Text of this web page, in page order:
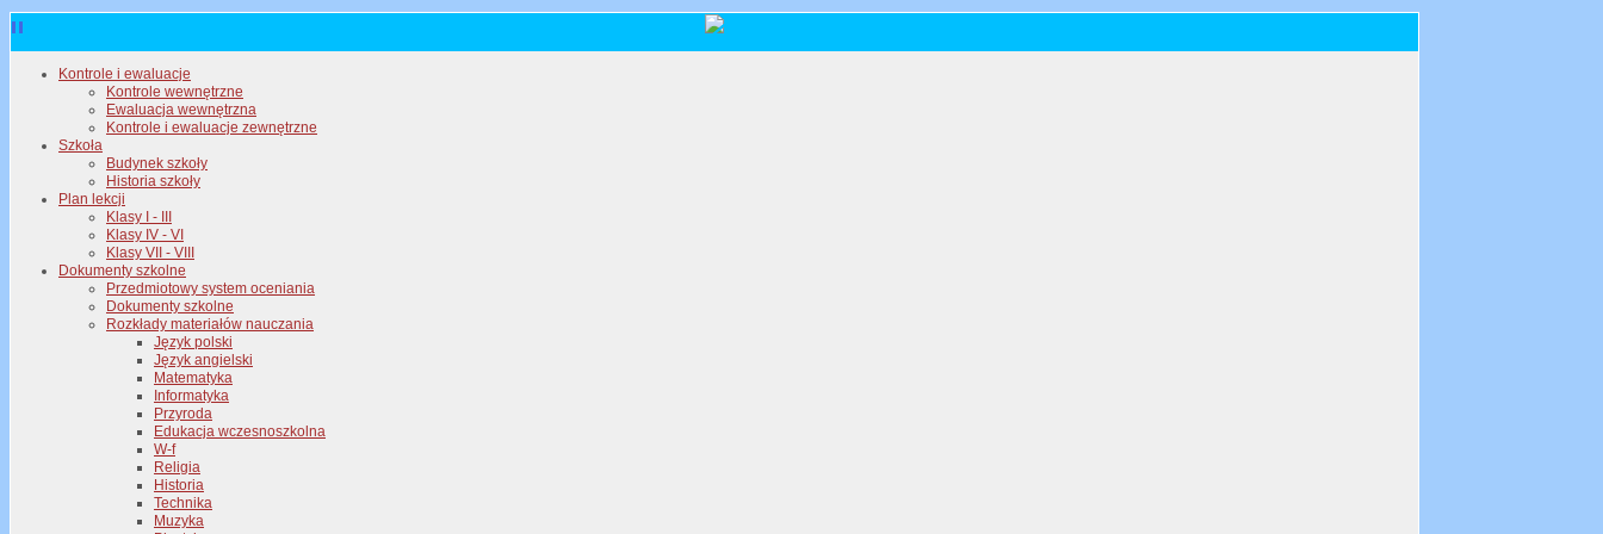
Kontrole i ewaluacje
Kontrole wewnętrzne
Ewaluacja wewnętrzna
Kontrole i ewaluacje zewnętrzne
Szkoła
Budynek szkoły
Historia szkoły
Plan lekcji
Klasy I - III
Klasy IV - VI
Klasy VII - VIII
Dokumenty szkolne
Przedmiotowy system oceniania
Dokumenty szkolne
Rozkłady materiałów nauczania
Język polski
Język angielski
Matematyka
Informatyka
Przyroda
Edukacja wczesnoszkolna
W-f
Religia
Historia
Technika
Muzyka